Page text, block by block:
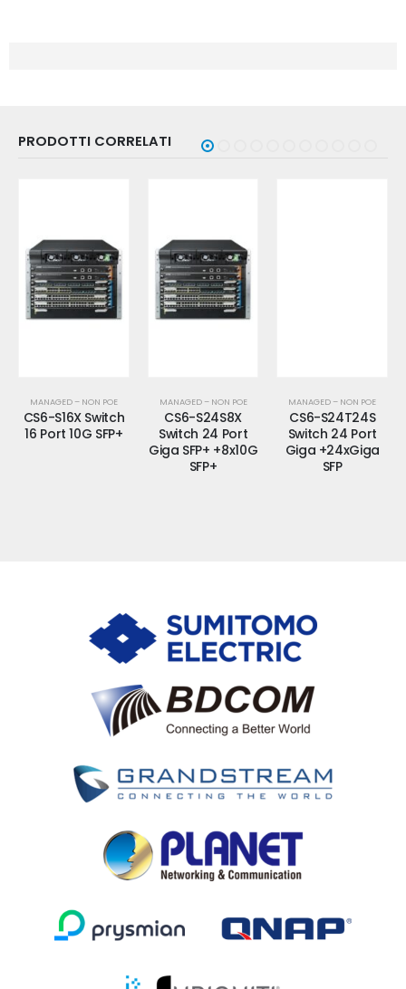
PRODOTTI CORRELATI
MANAGED – NON POE
CS6-S16X Switch
16 Port 10G SFP+
MANAGED – NON POE
CS6-S24S8X
Switch 24 Port
Giga SFP+ +8x10G
SFP+
MANAGED – NON POE
CS6-S24T24S
Switch 24 Port
Giga +24xGiga
SFP